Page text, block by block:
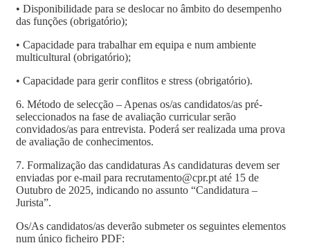
• Disponibilidade para se deslocar no âmbito do desempenho
das funções (obrigatório);
• Capacidade para trabalhar em equipa e num ambiente
multicultural (obrigatório);
• Capacidade para gerir conflitos e stress (obrigatório).
6. Método de selecção – Apenas os/as candidatos/as pré-
seleccionados na fase de avaliação curricular serão
convidados/as para entrevista. Poderá ser realizada uma prova
de avaliação de conhecimentos.
7. Formalização das candidaturas As candidaturas devem ser
enviadas por e-mail para recrutamento@cpr.pt até 15 de
Outubro de 2025, indicando no assunto “Candidatura –
Jurista”.
Os/As candidatos/as deverão submeter os seguintes elementos
num único ficheiro PDF: